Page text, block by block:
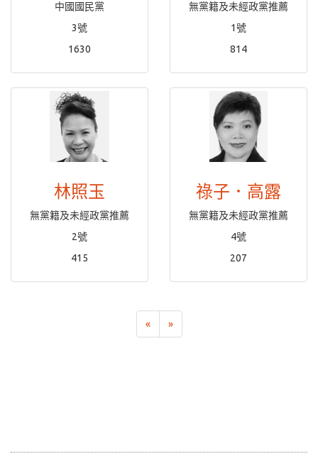
中國國民黨
3號
1630
無黨籍及未經政黨推薦
1號
814
林照玉
無黨籍及未經政黨推薦
2號
415
祿子．高露
無黨籍及未經政黨推薦
4號
207
« »